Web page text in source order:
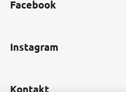
Facebook
Instagram
Kontakt